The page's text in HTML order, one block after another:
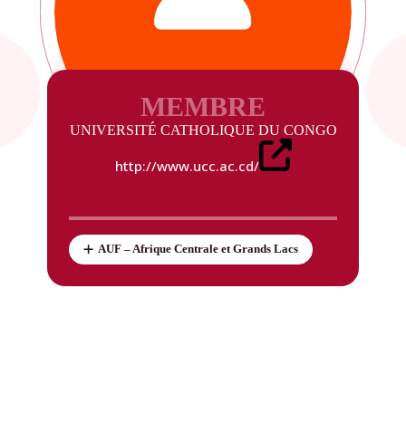
MEMBRE
UNIVERSITÉ CATHOLIQUE DU CONGO
http://www.ucc.ac.cd/
AUF – Afrique Centrale et Grands Lacs